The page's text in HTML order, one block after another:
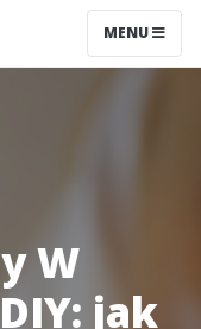
MENU
W
jak